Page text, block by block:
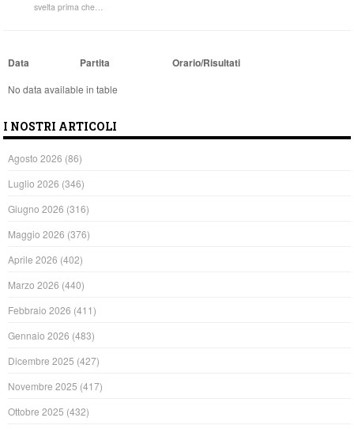
svelta prima che…
Data Partita Orario/Risultati
No data available in table
I NOSTRI ARTICOLI
Agosto 2026 (86)
Luglio 2026 (346)
Giugno 2026 (316)
Maggio 2026 (376)
Aprile 2026 (402)
Marzo 2026 (440)
Febbraio 2026 (411)
Gennaio 2026 (483)
Dicembre 2025 (427)
Novembre 2025 (417)
Ottobre 2025 (432)